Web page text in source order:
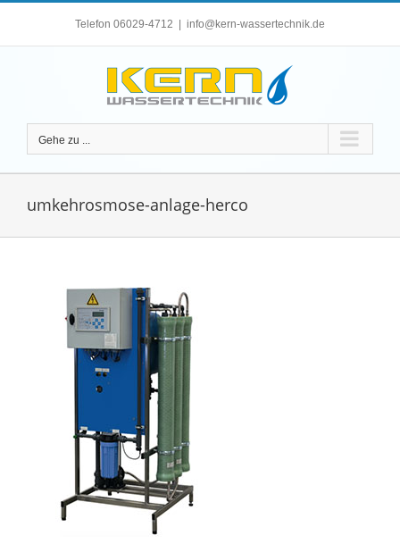
Telefon 06029-4712 info@kern-wassertechnik.de
Gehe zu ...
umkehrosmose-anlage-herco